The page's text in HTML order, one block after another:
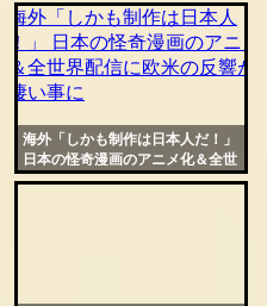
海外「しかも制作は日本人だ！」
日本の怪奇漫画のアニメ化＆全世
界配信に欧米の反響が物凄い事に